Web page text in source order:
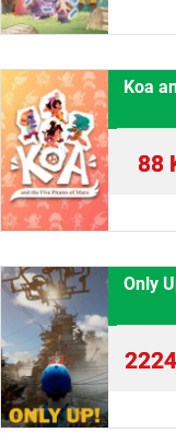
Koa
88
Only
2224